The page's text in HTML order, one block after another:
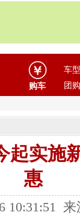
购车
车型
团购
起实施
惠
10:31:51